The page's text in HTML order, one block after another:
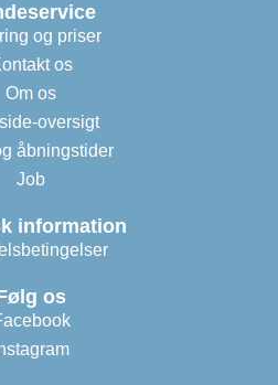
og priser
os
Om os
oversigt
åbningstider
Job
information
os